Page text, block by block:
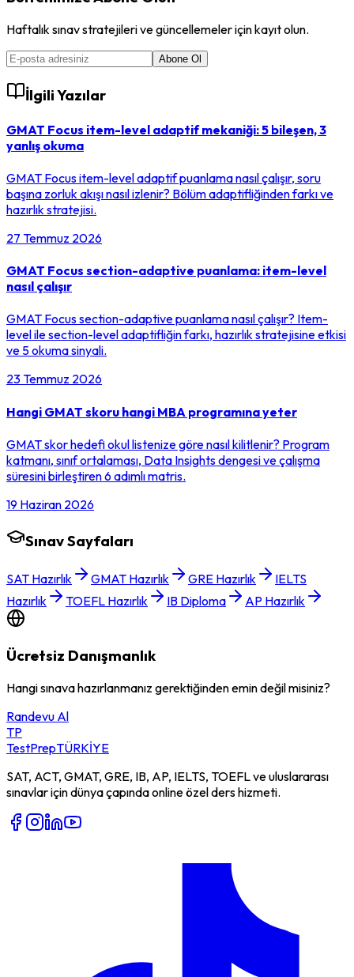
Haftalık sınav stratejileri ve güncellemeler için kayıt olun.
Abone Ol
İlgili Yazılar
GMAT Focus item-level adaptif mekaniği: 5 bileşen, 3
yanlış okuma
GMAT Focus item-level adaptif puanlama nasıl çalışır, soru
başına zorluk akışı nasıl izlenir? Bölüm adaptifliğinden farkı ve
hazırlık stratejisi.
27 Temmuz 2026
GMAT Focus section-adaptive puanlama: item-level
nasıl çalışır
GMAT Focus section-adaptive puanlama nasıl çalışır? Item-
level ile section-level adaptifliğin farkı, hazırlık stratejisine etkisi
ve 5 okuma sinyali.
23 Temmuz 2026
Hangi GMAT skoru hangi MBA programına yeter
GMAT skor hedefi okul listenize göre nasıl kilitlenir? Program
katmanı, sınıf ortalaması, Data Insights dengesi ve çalışma
süresini birleştiren 6 adımlı matris.
19 Haziran 2026
Sınav Sayfaları
SAT Hazırlık GMAT Hazırlık GRE Hazırlık
IELTS
Hazırlık
TOEFL Hazırlık IB Diploma AP Hazırlık
Ücretsiz Danışmanlık
Hangi sınava hazırlanmanız gerektiğinden emin değil misiniz?
Randevu Al
TP
TestPrepTÜRKİYE
SAT, ACT, GMAT, GRE, IB, AP, IELTS, TOEFL ve uluslararası
sınavlar için dünya çapında online özel ders hizmeti.